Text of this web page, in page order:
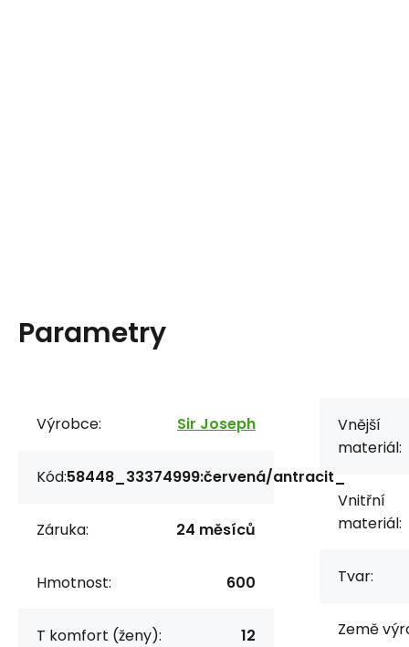
Parametry
Výrobce: Sir Joseph
Kód:58448_33374999:červená/antracit_
Záruka: 24 měsíců
Hmotnost: 600
T komfort (ženy): 12
Vnější
materiál:
Vnitřní
materiál:
Tvar:
Země